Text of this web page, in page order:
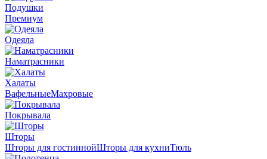
Подушки
Премиум
Одеяла
Наматрасники
Халаты
ВафельныеМахровые
Покрывала
Шторы
Шторы для гостиннойШторы для кухниТюль